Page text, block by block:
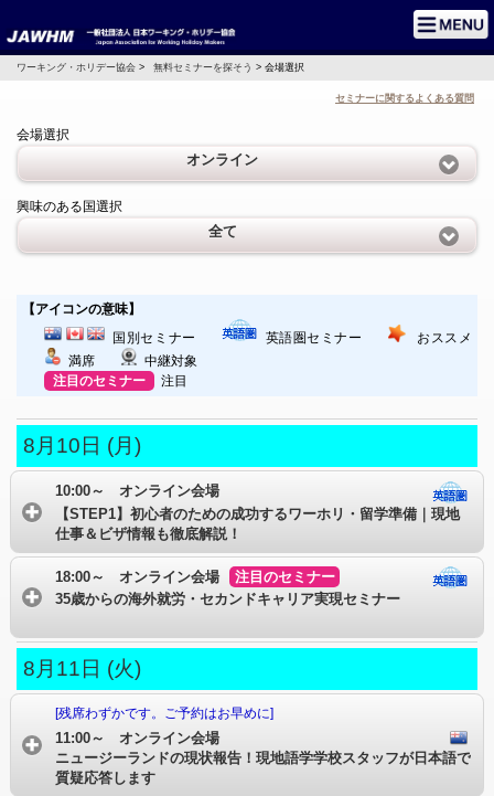
ワーキング・ホリデー協会 > 無料セミナーを探そう > 会場選択
セミナーに関するよくある質問
会場選択
オンライン
興味のある国選択
全て
【アイコンの意味】
国別セミナー
英語圏セミナー
おススメ
満席
中継対象
注目のセミナー
注目
8月10日 (月)
10:00～ オンライン会場
【STEP1】初心者のための成功するワーホリ・留学準備｜現地
仕事＆ビザ情報も徹底解説！
18:00～ オンライン会場
注目のセミナー
35歳からの海外就労・セカンドキャリア実現セミナー
8月11日 (火)
[残席わずかです。ご予約はお早めに]
11:00～ オンライン会場
ニュージーランドの現状報告！現地語学学校スタッフが日本語で
質疑応答します